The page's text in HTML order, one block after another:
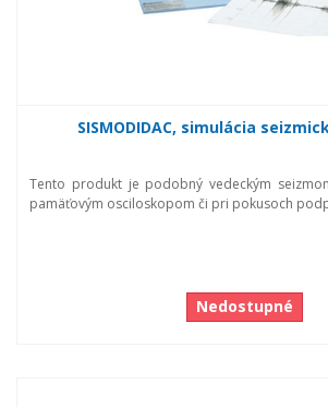
SISMODIDAC, simulácia
Tento produkt je podobný vedeckým
pamäťovým osciloskopom či pri pokusoch
Nedostupné